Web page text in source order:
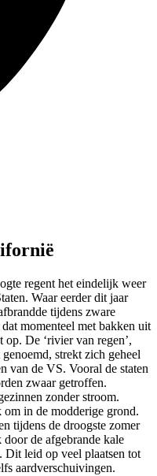
regent het eindelijk weer
Waar eerder dit jaar
tijdens zware
momenteel met bakken uit
op. De ‘rivier van regen’,
strekt zich geheel
van de VS. Vooral de staten
zwaar getroffen.
zonder stroom.
in de modderige grond.
tijdens de droogste zomer
de afgebrande kale
Dit leid op veel plaatsen tot
aardverschuivingen.